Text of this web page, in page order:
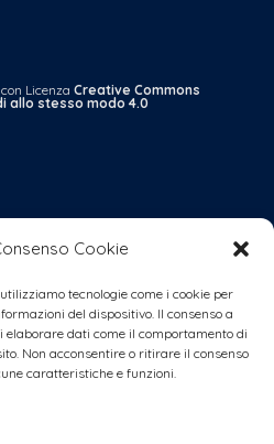
Cookie
tecnologie come i cookie per
del dispositivo. Il consenso a
elaborare dati come il comportamento di
Non acconsentire o ritirare il consenso
caratteristiche e funzioni.
Licenza Creative Commons
allo stesso modo 4.0
mano concreta alla
banchetti, video,